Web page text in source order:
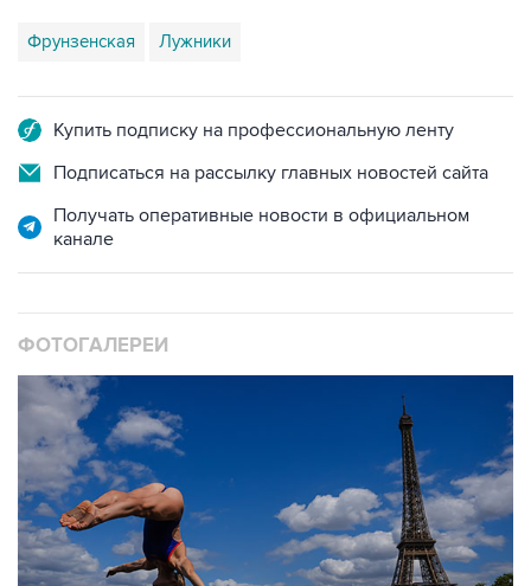
Фрунзенская Лужники
Купить подписку на профессиональную ленту
Подписаться на рассылку главных новостей сайта
Получать оперативные новости в официальном
канале
ФОТОГАЛЕРЕИ